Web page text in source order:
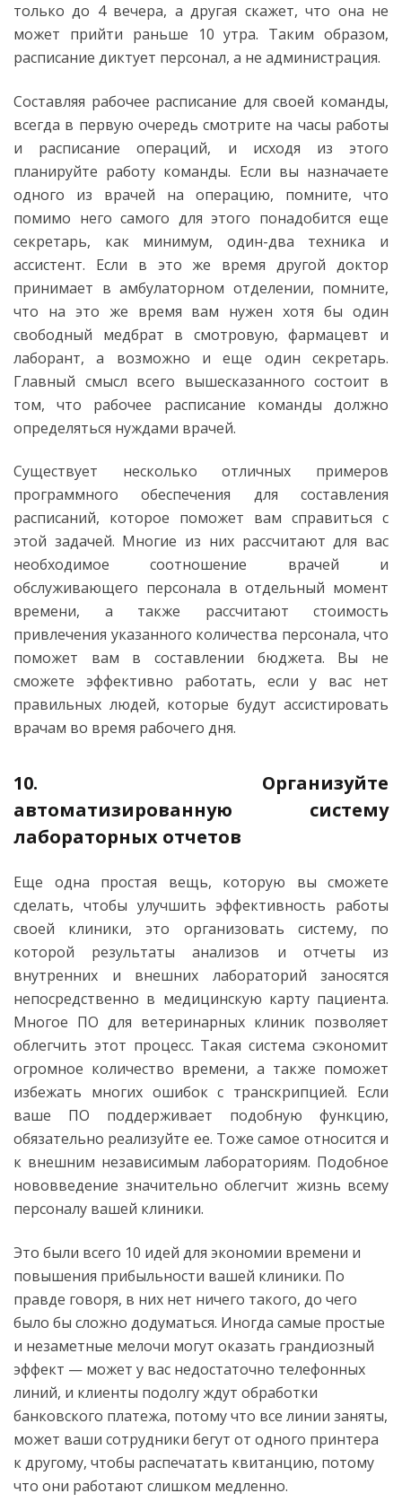
только до 4 вечера, а другая скажет, что она не
может прийти раньше 10 утра. Таким образом,
расписание диктует персонал, а не администрация.
Составляя рабочее расписание для своей команды,
всегда в первую очередь смотрите на часы работы
и расписание операций, и исходя из этого
планируйте работу команды. Если вы назначаете
одного из врачей на операцию, помните, что
помимо него самого для этого понадобится еще
секретарь, как минимум, один-два техника и
ассистент. Если в это же время другой доктор
принимает в амбулаторном отделении, помните,
что на это же время вам нужен хотя бы один
свободный медбрат в смотровую, фармацевт и
лаборант, а возможно и еще один секретарь.
Главный смысл всего вышесказанного состоит в
том, что рабочее расписание команды должно
определяться нуждами врачей.
Существует несколько отличных примеров
программного обеспечения для составления
расписаний, которое поможет вам справиться с
этой задачей. Многие из них рассчитают для вас
необходимое соотношение врачей и
обслуживающего персонала в отдельный момент
времени, а также рассчитают стоимость
привлечения указанного количества персонала, что
поможет вам в составлении бюджета. Вы не
сможете эффективно работать, если у вас нет
правильных людей, которые будут ассистировать
врачам во время рабочего дня.
10. Организуйте
автоматизированную систему
лабораторных отчетов
Еще одна простая вещь, которую вы сможете
сделать, чтобы улучшить эффективность работы
своей клиники, это организовать систему, по
которой результаты анализов и отчеты из
внутренних и внешних лабораторий заносятся
непосредственно в медицинскую карту пациента.
Многое ПО для ветеринарных клиник позволяет
облегчить этот процесс. Такая система сэкономит
огромное количество времени, а также поможет
избежать многих ошибок с транскрипцией. Если
ваше ПО поддерживает подобную функцию,
обязательно реализуйте ее. Тоже самое относится и
к внешним независимым лабораториям. Подобное
нововведение значительно облегчит жизнь всему
персоналу вашей клиники.
Это были всего 10 идей для экономии времени и
повышения прибыльности вашей клиники. По
правде говоря, в них нет ничего такого, до чего
было бы сложно додуматься. Иногда самые простые
и незаметные мелочи могут оказать грандиозный
эффект — может у вас недостаточно телефонных
линий, и клиенты подолгу ждут обработки
банковского платежа, потому что все линии заняты,
может ваши сотрудники бегут от одного принтера
к другому, чтобы распечатать квитанцию, потому
что они работают слишком медленно.